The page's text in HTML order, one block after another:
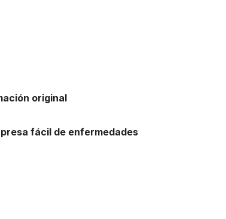
original
fácil de enfermedades